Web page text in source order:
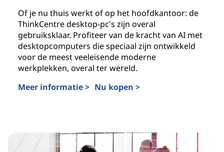
Of je nu thuis werkt of op het hoofdkantoor: de
ThinkCentre desktop-pc's zijn overal
gebruiksklaar. Profiteer van de kracht van AI met
desktopcomputers die speciaal zijn ontwikkeld
voor de meest veeleisende moderne
werkplekken, overal ter wereld.
Meer informatie > Nu kopen >